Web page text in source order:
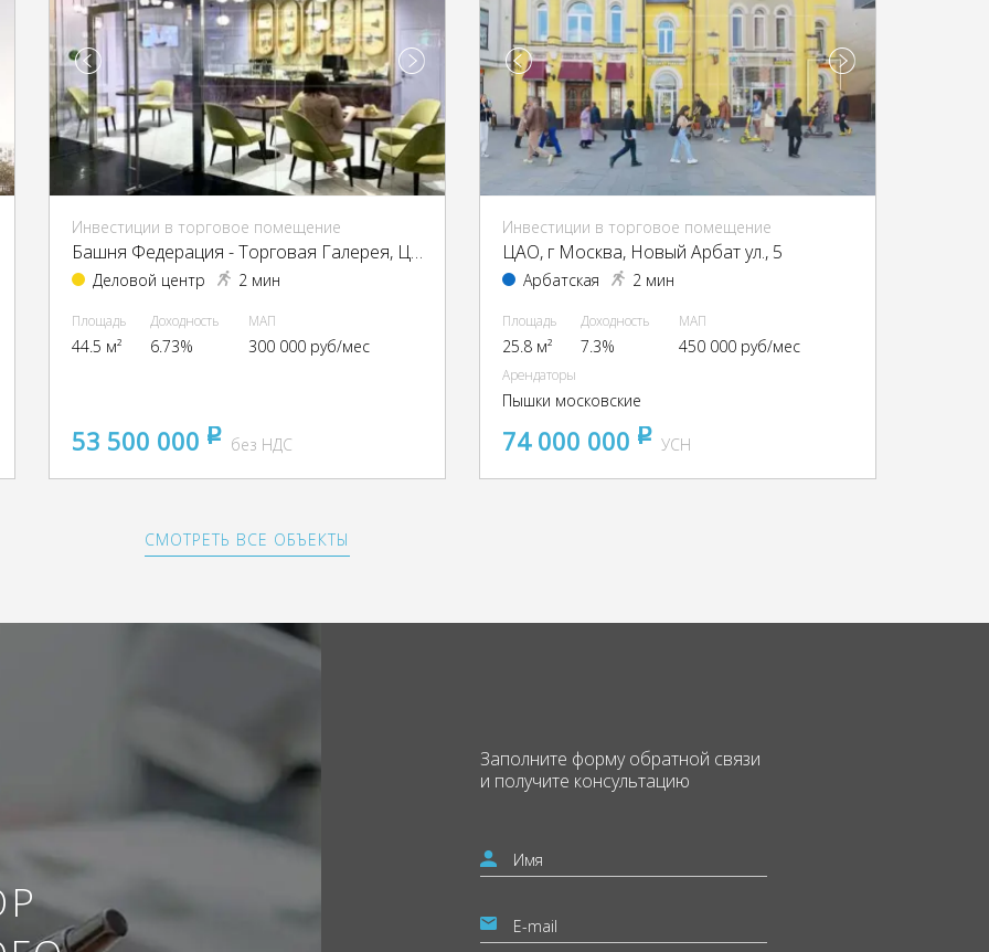
Инвестиции в торговое помещение
Башня Федерация - Торговая Галерея, ЦАО, г Москва, Пресненская наб, д 12
Деловой центр 2 мин
Площадь
44.5 м²
Доходность
6.73%
МАП
300 000 руб/мес
53 500 000 pуббез НДС
Инвестиции в торговое помещение
ЦАО, г Москва, Новый Арбат ул., 5
Арбатская 2 мин
Площадь
25.8 м²
Доходность
7.3%
МАП
450 000 руб/мес
Арендаторы
Пышки московские
74 000 000 pуб
УСН
СМОТРЕТЬ ВСЕ ОБЪЕКТЫ
Заполните формуобратной связи
и получите консультацию